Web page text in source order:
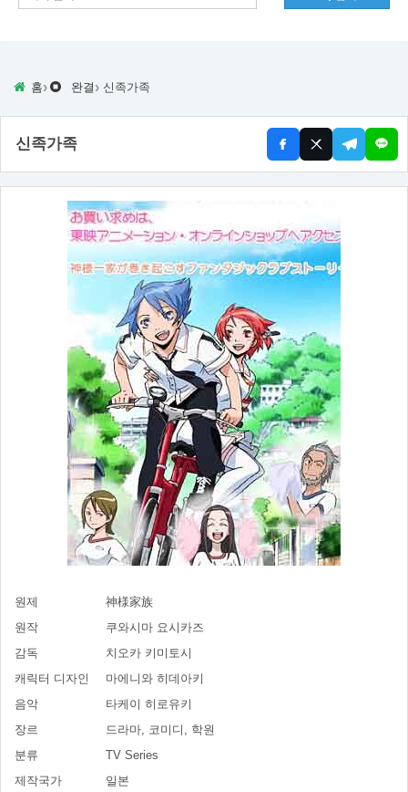
홈› 완결 › 신족가족
신족가족
원제
神様家族
원작
쿠와시마 요시카즈
감독
치오카 키미토시
캐릭터 디자인
마에니와 히데아키
음악
타케이 히로유키
장르
드라마, 코미디, 학원
분류
TV Series
제작국가
일본